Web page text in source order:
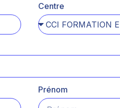
Centre
Prénom